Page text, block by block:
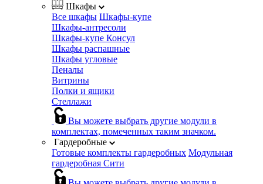
Шкафы
Все шкафы Шкафы-купе
Шкафы-антресоли
Шкафы-купе Консул
Шкафы распашные
Шкафы угловые
Пеналы
Витрины
Полки и ящики
Стеллажи
Вы можете выбрать другие модули в
комплектах, помеченных таким значком.
Гардеробные
Готовые комплекты гардеробных Модульная
гардеробная Сити